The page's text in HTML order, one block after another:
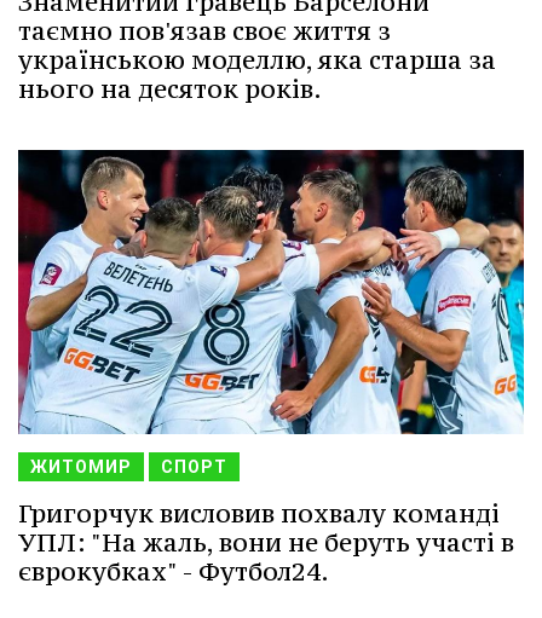
таємно пов'язав своє життя з
українською моделлю, яка старша за
нього на десяток років.
ЖИТОМИР СПОРТ
Григорчук висловив похвалу команді
УПЛ: "На жаль, вони не беруть участі в
єврокубках" - Футбол24.